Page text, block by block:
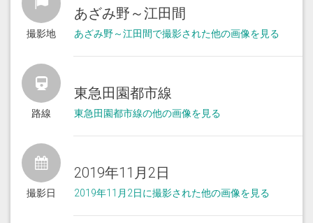
撮影地
あざみ野～江田間
あざみ野～江田間で撮影された他の画像を見る
路線
東急田園都市線
東急田園都市線の他の画像を見る
撮影日
2019年11月2日
2019年11月2日に撮影された他の画像を見る